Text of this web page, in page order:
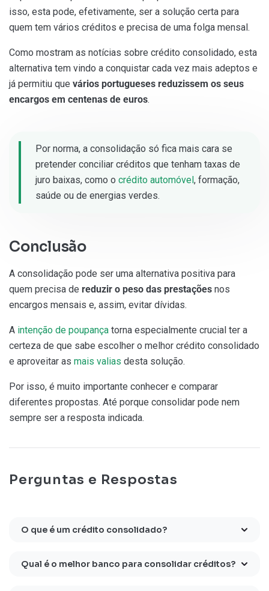
isso, esta pode, efetivamente, ser a solução certa para
quem tem vários créditos e precisa de uma folga mensal.
Como mostram as notícias sobre crédito consolidado, esta
alternativa tem vindo a conquistar cada vez mais adeptos e
já permitiu que vários portugueses reduzissem os seus
encargos em centenas de euros.
Por norma, a consolidação só fica mais cara se
pretender conciliar créditos que tenham taxas de
juro baixas, como o crédito automóvel , formação,
saúde ou de energias verdes.
Conclusão
A consolidação pode ser uma alternativa positiva para
quem precisa de reduzir o peso das prestações nos
encargos mensais e, assim, evitar dívidas.
A intenção de poupança torna especialmente crucial ter a
certeza de que sabe escolher o melhor crédito consolidado
e aproveitar as mais valias desta solução.
Por isso, é muito importante conhecer e comparar
diferentes propostas. Até porque consolidar pode nem
sempre ser a resposta indicada.
Perguntas e Respostas
O que é um crédito consolidado?
Qual é o melhor banco para consolidar créditos?